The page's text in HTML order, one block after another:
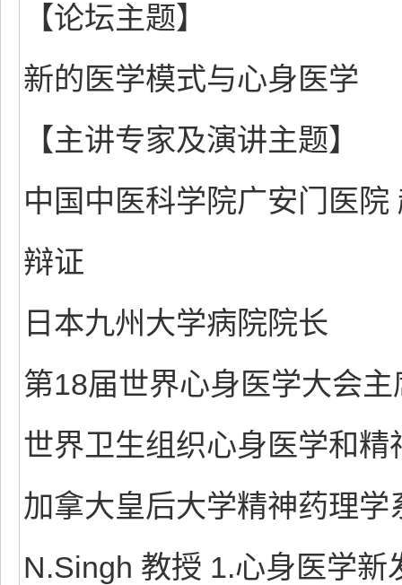
【论坛主题】
新的医学模式与心身医学
【主讲专家及演讲主题】
中国中医科学院广安门医
辩证
日本九州大学病院院长
第18届世界心身医学大会
世界卫生组织心身医学和精
加拿大皇后大学精神药理
N.Singh 教授 1.心身医学